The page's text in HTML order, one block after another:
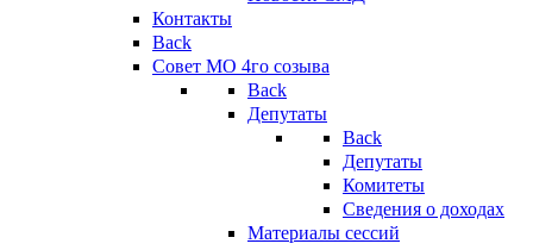
Контакты
Back
Совет МО 4го созыва
Back
Депутаты
Back
Депутаты
Комитеты
Сведения о доходах
Материалы сессий